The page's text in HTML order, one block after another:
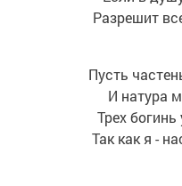
Разрешит
Пусть
И натура
Трех
Так как я -